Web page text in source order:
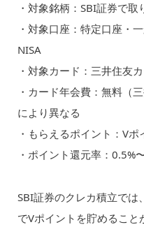
・対象銘柄：SBI証券で
・対象口座：特定口座・
NISA
・対象カード：三井住友
・カード年会費：無料
により異なる
・もらえるポイント：Vポ
・ポイント還元率：0.5%
SBI証券のクレカ積立では
でVポイントを貯めること